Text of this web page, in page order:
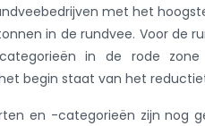
met het
in de rundvee. Voor de
in de rode
begin staat van het
en -categorieën zijn nog